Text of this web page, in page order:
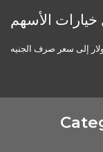
خيارات الأسهم
إلى سعر صرف الجنيه